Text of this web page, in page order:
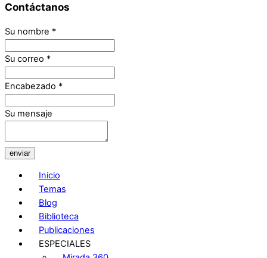
Contáctanos
Su nombre *
Su correo *
Encabezado *
Su mensaje
enviar
Inicio
Temas
Blog
Biblioteca
Publicaciones
ESPECIALES